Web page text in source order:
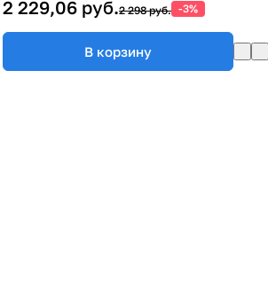
2 229,06 руб.2 298 руб. -3%
В корзину